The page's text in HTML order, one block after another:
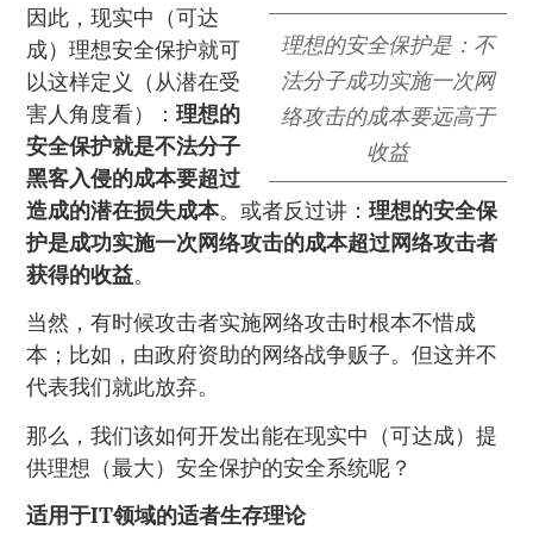
理想的安全保护是：不
法分子成功实施一次网
络攻击的成本要远高于
收益
因此，现实中（可达
成）理想安全保护就可
以这样定义（从潜在受
害人角度看）：理想的
安全保护就是不法分子
黑客入侵的成本要超过
造成的潜在损失成本。或者反过讲：理想的安全保
护是成功实施一次网络攻击的成本超过网络攻击者
获得的收益。
当然，有时候攻击者实施网络攻击时根本不惜成
本；比如，由政府资助的网络战争贩子。但这并不
代表我们就此放弃。
那么，我们该如何开发出能在现实中（可达成）提
供理想（最大）安全保护的安全系统呢？
适用于IT领域的适者生存理论